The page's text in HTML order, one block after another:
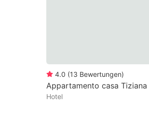
4.0 (13 Bewertungen)
Appartamento casa Tiziana
Hotel